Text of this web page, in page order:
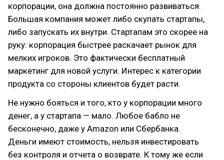
корпорации, она должна постоянно развиваться.
Большая компания может либо скупать стартапы,
либо запускать их внутри. Стартапам это скорее на
руку: корпорация быстрее раскачает рынок для
мелких игроков. Это фактически бесплатный
маркетинг для новой услуги. Интерес к категории
продукта со стороны клиентов будет расти.
Не нужно бояться и того, кто у корпорации много
денег, а у стартапа — мало. Любое бабло не
бесконечно, даже у Amazon или Сбербанка.
Деньги имеют стоимость, нельзя инвестировать
без контроля и отчета о возврате. К тому же если